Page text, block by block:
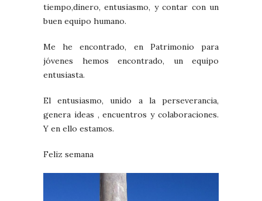
tiempo,dinero, entusiasmo, y contar con un
buen equipo humano.
Me he encontrado, en Patrimonio para
jóvenes hemos encontrado, un equipo
entusiasta.
El entusiasmo, unido a la perseverancia,
genera ideas , encuentros y colaboraciones.
Y en ello estamos.
Feliz semana